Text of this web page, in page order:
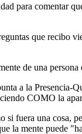
para comentar
que recibo
de una
a la Presencia-
COMO la
fuera una cosa,
la mente puede